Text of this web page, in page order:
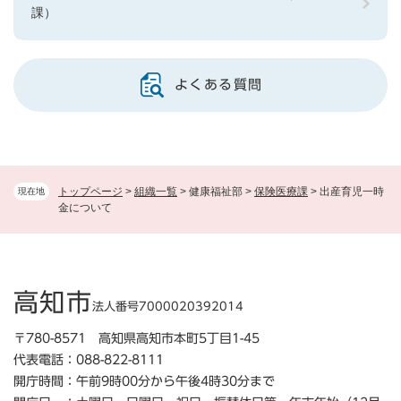
現在地 トップページ > 組織一覧 > 健康福祉部 > 保険医療課 > 出産育児一時
金について
課）
よくある質問
高知市法人番号7000020392014
〒780-8571 高知県高知市本町5丁目1-45
代表電話：088-822-8111
開庁時間：午前9時00分から午後4時30分まで